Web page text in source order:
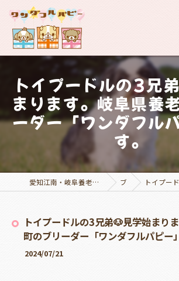
トイプードルの3兄
まります。岐阜県養
ーダー「ワンダフル
す。
愛知江南・岐阜養老でブリーダーなら実績豊富なワンダフルパピー ブログ トイプードルの3兄弟🐶見学始
トイプードルの3兄弟🐶見学始まり
町のブリーダー「ワンダフルパピー
2024/07/21